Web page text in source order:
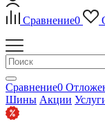
Сравнение0
Сравнение0
Шины Акции